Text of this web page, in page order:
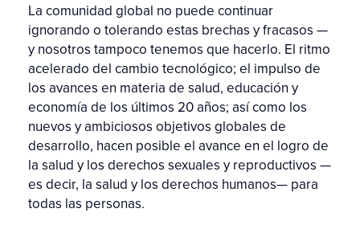
La comunidad global no puede continuar
ignorando o tolerando estas brechas y fracasos —
y nosotros tampoco tenemos que hacerlo. El ritmo
acelerado del cambio tecnológico; el impulso de
los avances en materia de salud, educación y
economía de los últimos 20 años; así como los
nuevos y ambiciosos objetivos globales de
desarrollo, hacen posible el avance en el logro de
la salud y los derechos sexuales y reproductivos —
es decir, la salud y los derechos humanos— para
todas las personas.